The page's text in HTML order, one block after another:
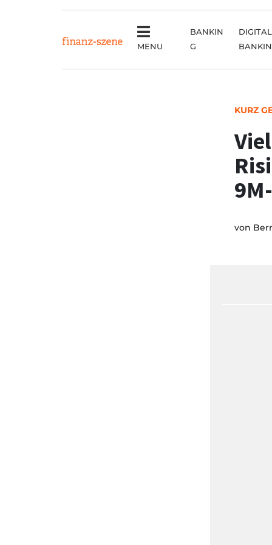
MENU
BANKIN
G
DIGITAL
KURZ
von